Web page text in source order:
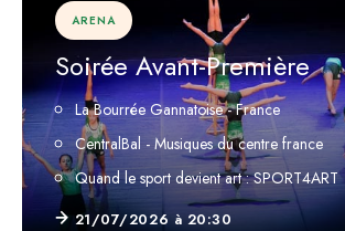
ARENA
Soirée Avant-Première
La Bourrée Gannatoise - France
CentralBal - Musiques du centre france
Quand le sport devient art : SPORT4ART
21/07/2026 à 20:30